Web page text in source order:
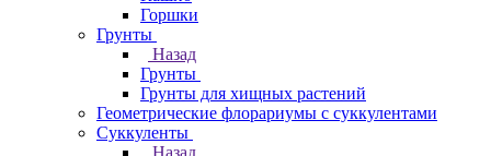
Горшки
Грунты
Назад
Грунты
Грунты для хищных растений
Геометрические флорариумы с суккулентами
Суккуленты
Назад